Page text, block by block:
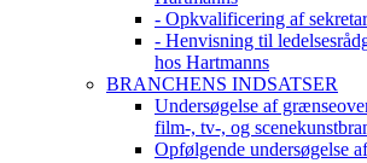
- Opkvalificering af
- Henvisning til
hos Hartmanns
BRANCHENS INDSATSER
Undersøgelse af
film-, tv-, og
Opfølgende undersøgelse